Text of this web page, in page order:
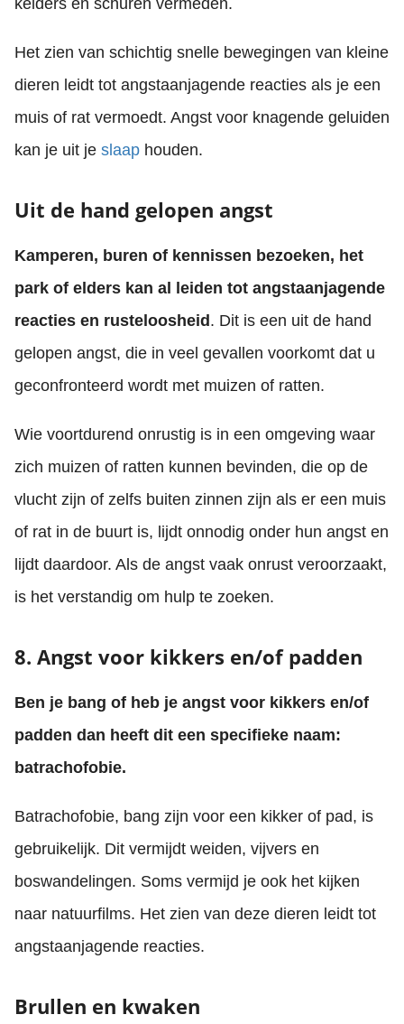
Het zien van schichtig snelle bewegingen van kleine
dieren leidt tot angstaanjagende reacties als je een
muis of rat vermoedt. Angst voor knagende geluiden
kan je uit je slaap houden.
Uit de hand gelopen angst
Kamperen, buren of kennissen bezoeken, het
park of elders kan al leiden tot angstaanjagende
reacties en rusteloosheid. Dit is een uit de hand
gelopen angst, die in veel gevallen voorkomt dat u
geconfronteerd wordt met muizen of ratten.
Wie voortdurend onrustig is in een omgeving waar
zich muizen of ratten kunnen bevinden, die op de
vlucht zijn of zelfs buiten zinnen zijn als er een muis
of rat in de buurt is, lijdt onnodig onder hun angst en
lijdt daardoor. Als de angst vaak onrust veroorzaakt,
is het verstandig om hulp te zoeken.
8. Angst voor kikkers en/of padden
Ben je bang of heb je angst voor kikkers en/of
padden dan heeft dit een specifieke naam:
batrachofobie.
Batrachofobie, bang zijn voor een kikker of pad, is
gebruikelijk. Dit vermijdt weiden, vijvers en
boswandelingen. Soms vermijd je ook het kijken
naar natuurfilms. Het zien van deze dieren leidt tot
angstaanjagende reacties.
Brullen en kwaken